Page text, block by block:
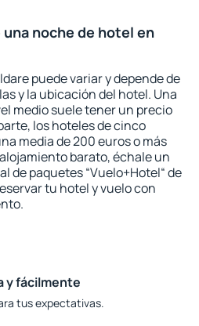
noche de hotel en
puede variar y depende de
y la ubicación del hotel. Una
medio suele tener un precio
los hoteles de cinco
media de 200 euros o más
barato, échale un
de paquetes “Vuelo+Hotel“ de
tu hotel y vuelo con
y fácilmente
tus expectativas.